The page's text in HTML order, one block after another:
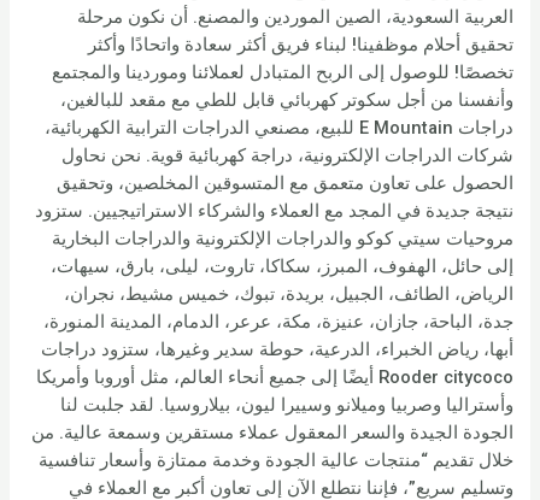
العربية السعودية، الصين الموردين والمصنع. أن نكون مرحلة
تحقيق أحلام موظفينا! لبناء فريق أكثر سعادة واتحادًا وأكثر
تخصصًا! للوصول إلى الربح المتبادل لعملائنا وموردينا والمجتمع
وأنفسنا من أجل سكوتر كهربائي قابل للطي مع مقعد للبالغين،
دراجات E Mountain للبيع، مصنعي الدراجات الترابية الكهربائية،
شركات الدراجات الإلكترونية، دراجة كهربائية قوية. نحن نحاول
الحصول على تعاون متعمق مع المتسوقين المخلصين، وتحقيق
نتيجة جديدة في المجد مع العملاء والشركاء الاستراتيجيين. ستزود
مروحيات سيتي كوكو والدراجات الإلكترونية والدراجات البخارية
إلى حائل، الهفوف، المبرز، سكاكا، تاروت، ليلى، بارق، سيهات،
الرياض، الطائف، الجبيل، بريدة، تبوك، خميس مشيط، نجران،
جدة، الباحة، جازان، عنيزة، مكة، عرعر، الدمام، المدينة المنورة،
أبها، رياض الخبراء، الدرعية، حوطة سدير وغيرها، ستزود دراجات
Rooder citycoco أيضًا إلى جميع أنحاء العالم، مثل أوروبا وأمريكا
وأستراليا وصربيا وميلانو وسييرا ليون، بيلاروسيا. لقد جلبت لنا
الجودة الجيدة والسعر المعقول عملاء مستقرين وسمعة عالية. من
خلال تقديم “منتجات عالية الجودة وخدمة ممتازة وأسعار تنافسية
وتسليم سريع”، فإننا نتطلع الآن إلى تعاون أكبر مع العملاء في